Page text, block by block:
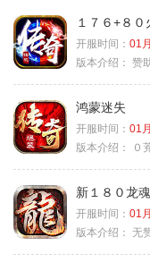
１７６+８０
开服时间： 01
版本介绍： 赞
鸿蒙迷失
开服时间： 01
版本介绍：
０
新１８０龙
开服时间： 01
版本介绍： 无